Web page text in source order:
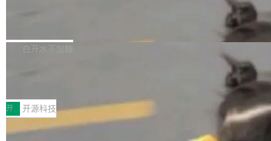
个主 agent 循环，外加一组后台 agent。这些后
库，并将作为transport接入Mooncake TENT。
MPComm将作为一种传输引擎接入Mooncake T
ENT，实现零拷贝传输性能提升30%、非零拷贝
传输性能最高提升5倍。UCL-MPComm底层基
白开水不加糖
型案例入选名单》，深信服“面向企业研发场景的
开源 AI 编程平台 CoStrict 应用”凭借卓越的技术
创新与落地成效成功入选。 全链路私有化部署，
开 开源科技
深信服AI算力网关入选工信部人工智能